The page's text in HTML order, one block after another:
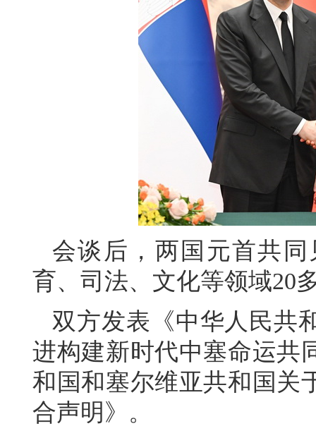
会谈后，两国元首共
育、司法、文化等领域20
双方发表《中华人民共
进构建新时代中塞命运共
和国和塞尔维亚共和国关
合声明》。